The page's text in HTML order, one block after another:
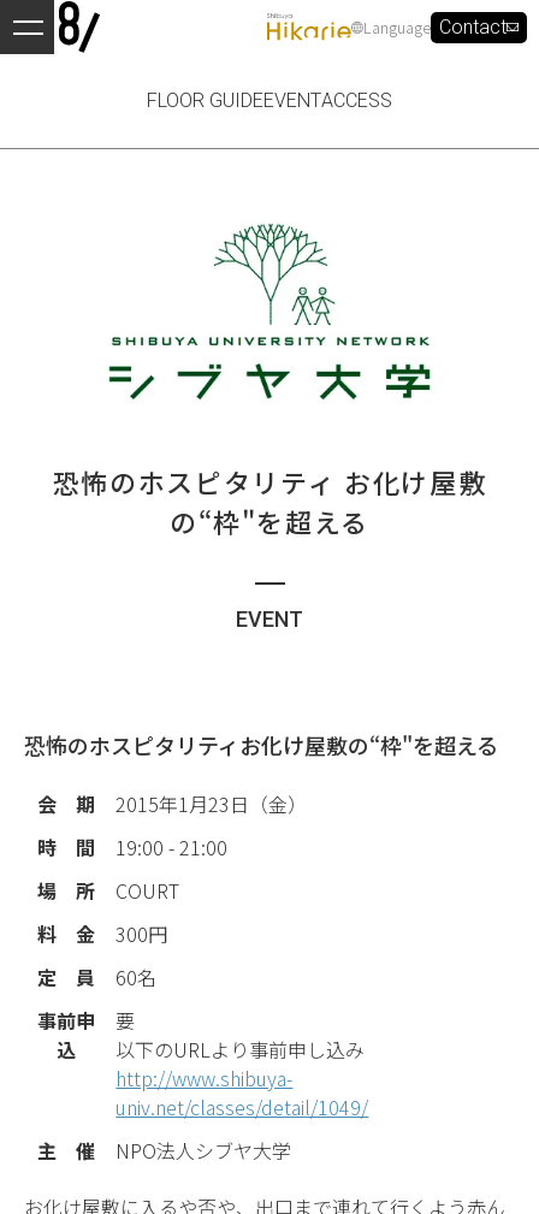
Language Contact
FLOOR GUIDEEVENTACCESS
恐怖のホスピタリティ お化け屋敷
の“枠"を超える
EVENT
恐怖のホスピタリティ お化け屋敷の“枠"を超える
会 期
2015年1月23日（金）
時 間
19:00 - 21:00
場 所
COURT
料 金
300円
定 員
60名
事前申
込
要
以下のURLより事前申し込み
http://www.shibuya-
univ.net/classes/detail/1049/
主 催
NPO法人シブヤ大学
お化け屋敷に入るや否や、出口まで連れて行くよう赤ん